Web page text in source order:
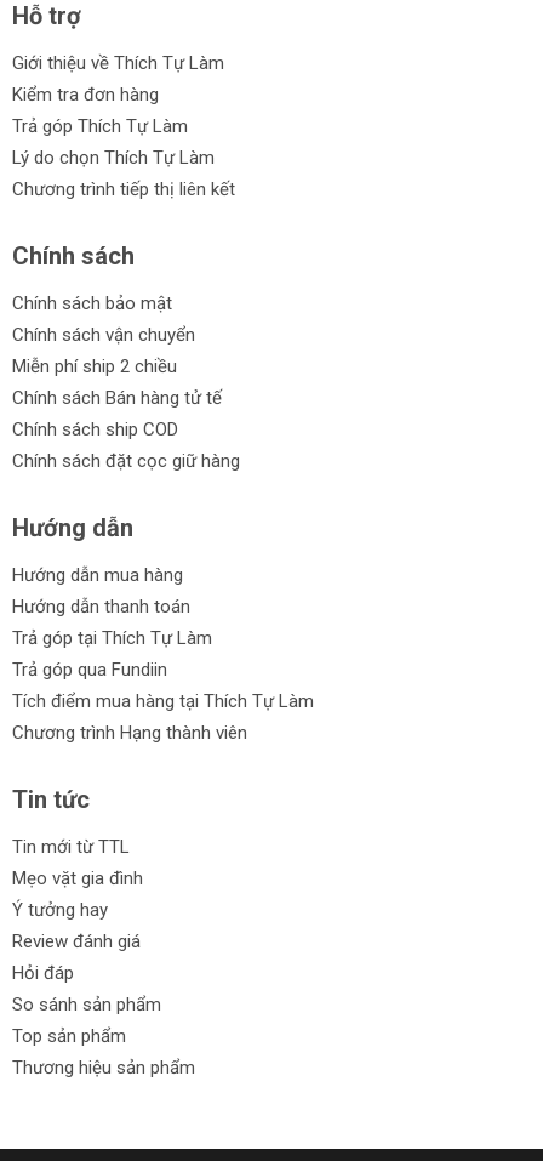
Hỗ trợ
Giới thiệu về Thích Tự Làm
Kiểm tra đơn hàng
Trả góp Thích Tự Làm
Lý do chọn Thích Tự Làm
Chương trình tiếp thị liên kết
Chính sách
Chính sách bảo mật
Chính sách vận chuyển
Miễn phí ship 2 chiều
Chính sách Bán hàng tử tế
Chính sách ship COD
Chính sách đặt cọc giữ hàng
Hướng dẫn
Hướng dẫn mua hàng
Hướng dẫn thanh toán
Trả góp tại Thích Tự Làm
Trả góp qua Fundiin
Tích điểm mua hàng tại Thích Tự Làm
Chương trình Hạng thành viên
Tin tức
Tin mới từ TTL
Mẹo vặt gia đình
Ý tưởng hay
Review đánh giá
Hỏi đáp
So sánh sản phẩm
Top sản phẩm
Thương hiệu sản phẩm